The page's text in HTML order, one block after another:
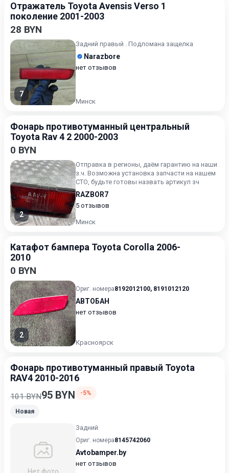
Отражатель Toyota Avensis Verso 1
поколение 2001-2003
28 BYN
7
Задний правый . Подломана защелка
Narazbore
нет отзывов
Минск
Фонарь противотуманный центральный
Toyota Rav 4 2 2000-2003
0 BYN
2
Отправка в регионы, даём гарантию на наши
з.ч. Возможна установка запчасти на нашем
СТО, будьте готовы назвать артикул зч
RAZBOR7
5 отзывов
Минск
Катафот бампера Toyota Corolla 2006-
2010
0 BYN
2
Ориг. номера8192012100, 8191012120
АВТОБАН
нет отзывов
Красноярск
Фонарь противотуманный правый Toyota
RAV4 2010-2016
101 BYN95 BYN -5%
Новая
Нет фото
Задний
Ориг. номера8145742060
Avtobamper.by
нет отзывов